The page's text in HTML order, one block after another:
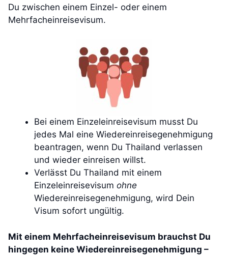
Du zwischen einem Einzel- oder einem
Mehrfacheinreisevisum.
Bei einem Einzeleinreisevisum musst Du
jedes Mal eine Wiedereinreisegenehmigung
beantragen, wenn Du Thailand verlassen
und wieder einreisen willst.
Verlässt Du Thailand mit einem
Einzeleinreisevisum ohne
Wiedereinreisegenehmigung, wird Dein
Visum sofort ungültig.
Mit einem Mehrfacheinreisevisum brauchst Du
hingegen keine Wiedereinreisegenehmigung –